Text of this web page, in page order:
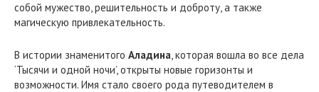
собой мужество, решительность и доброту, а также
магическую привлекательность.
В истории знаменитого Аладина, которая вошла во все дела
‘Тысячи и одной ночи’, открыты новые горизонты и
возможности. Имя стало своего рода путеводителем в